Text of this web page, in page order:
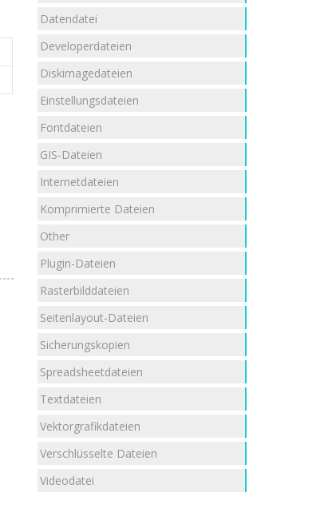
Datendatei
Developerdateien
Diskimagedateien
Einstellungsdateien
Fontdateien
GIS-Dateien
Internetdateien
Komprimierte Dateien
Other
Plugin-Dateien
Rasterbilddateien
Seitenlayout-Dateien
Sicherungskopien
Spreadsheetdateien
Textdateien
Vektorgrafikdateien
Verschlüsselte Dateien
Videodatei